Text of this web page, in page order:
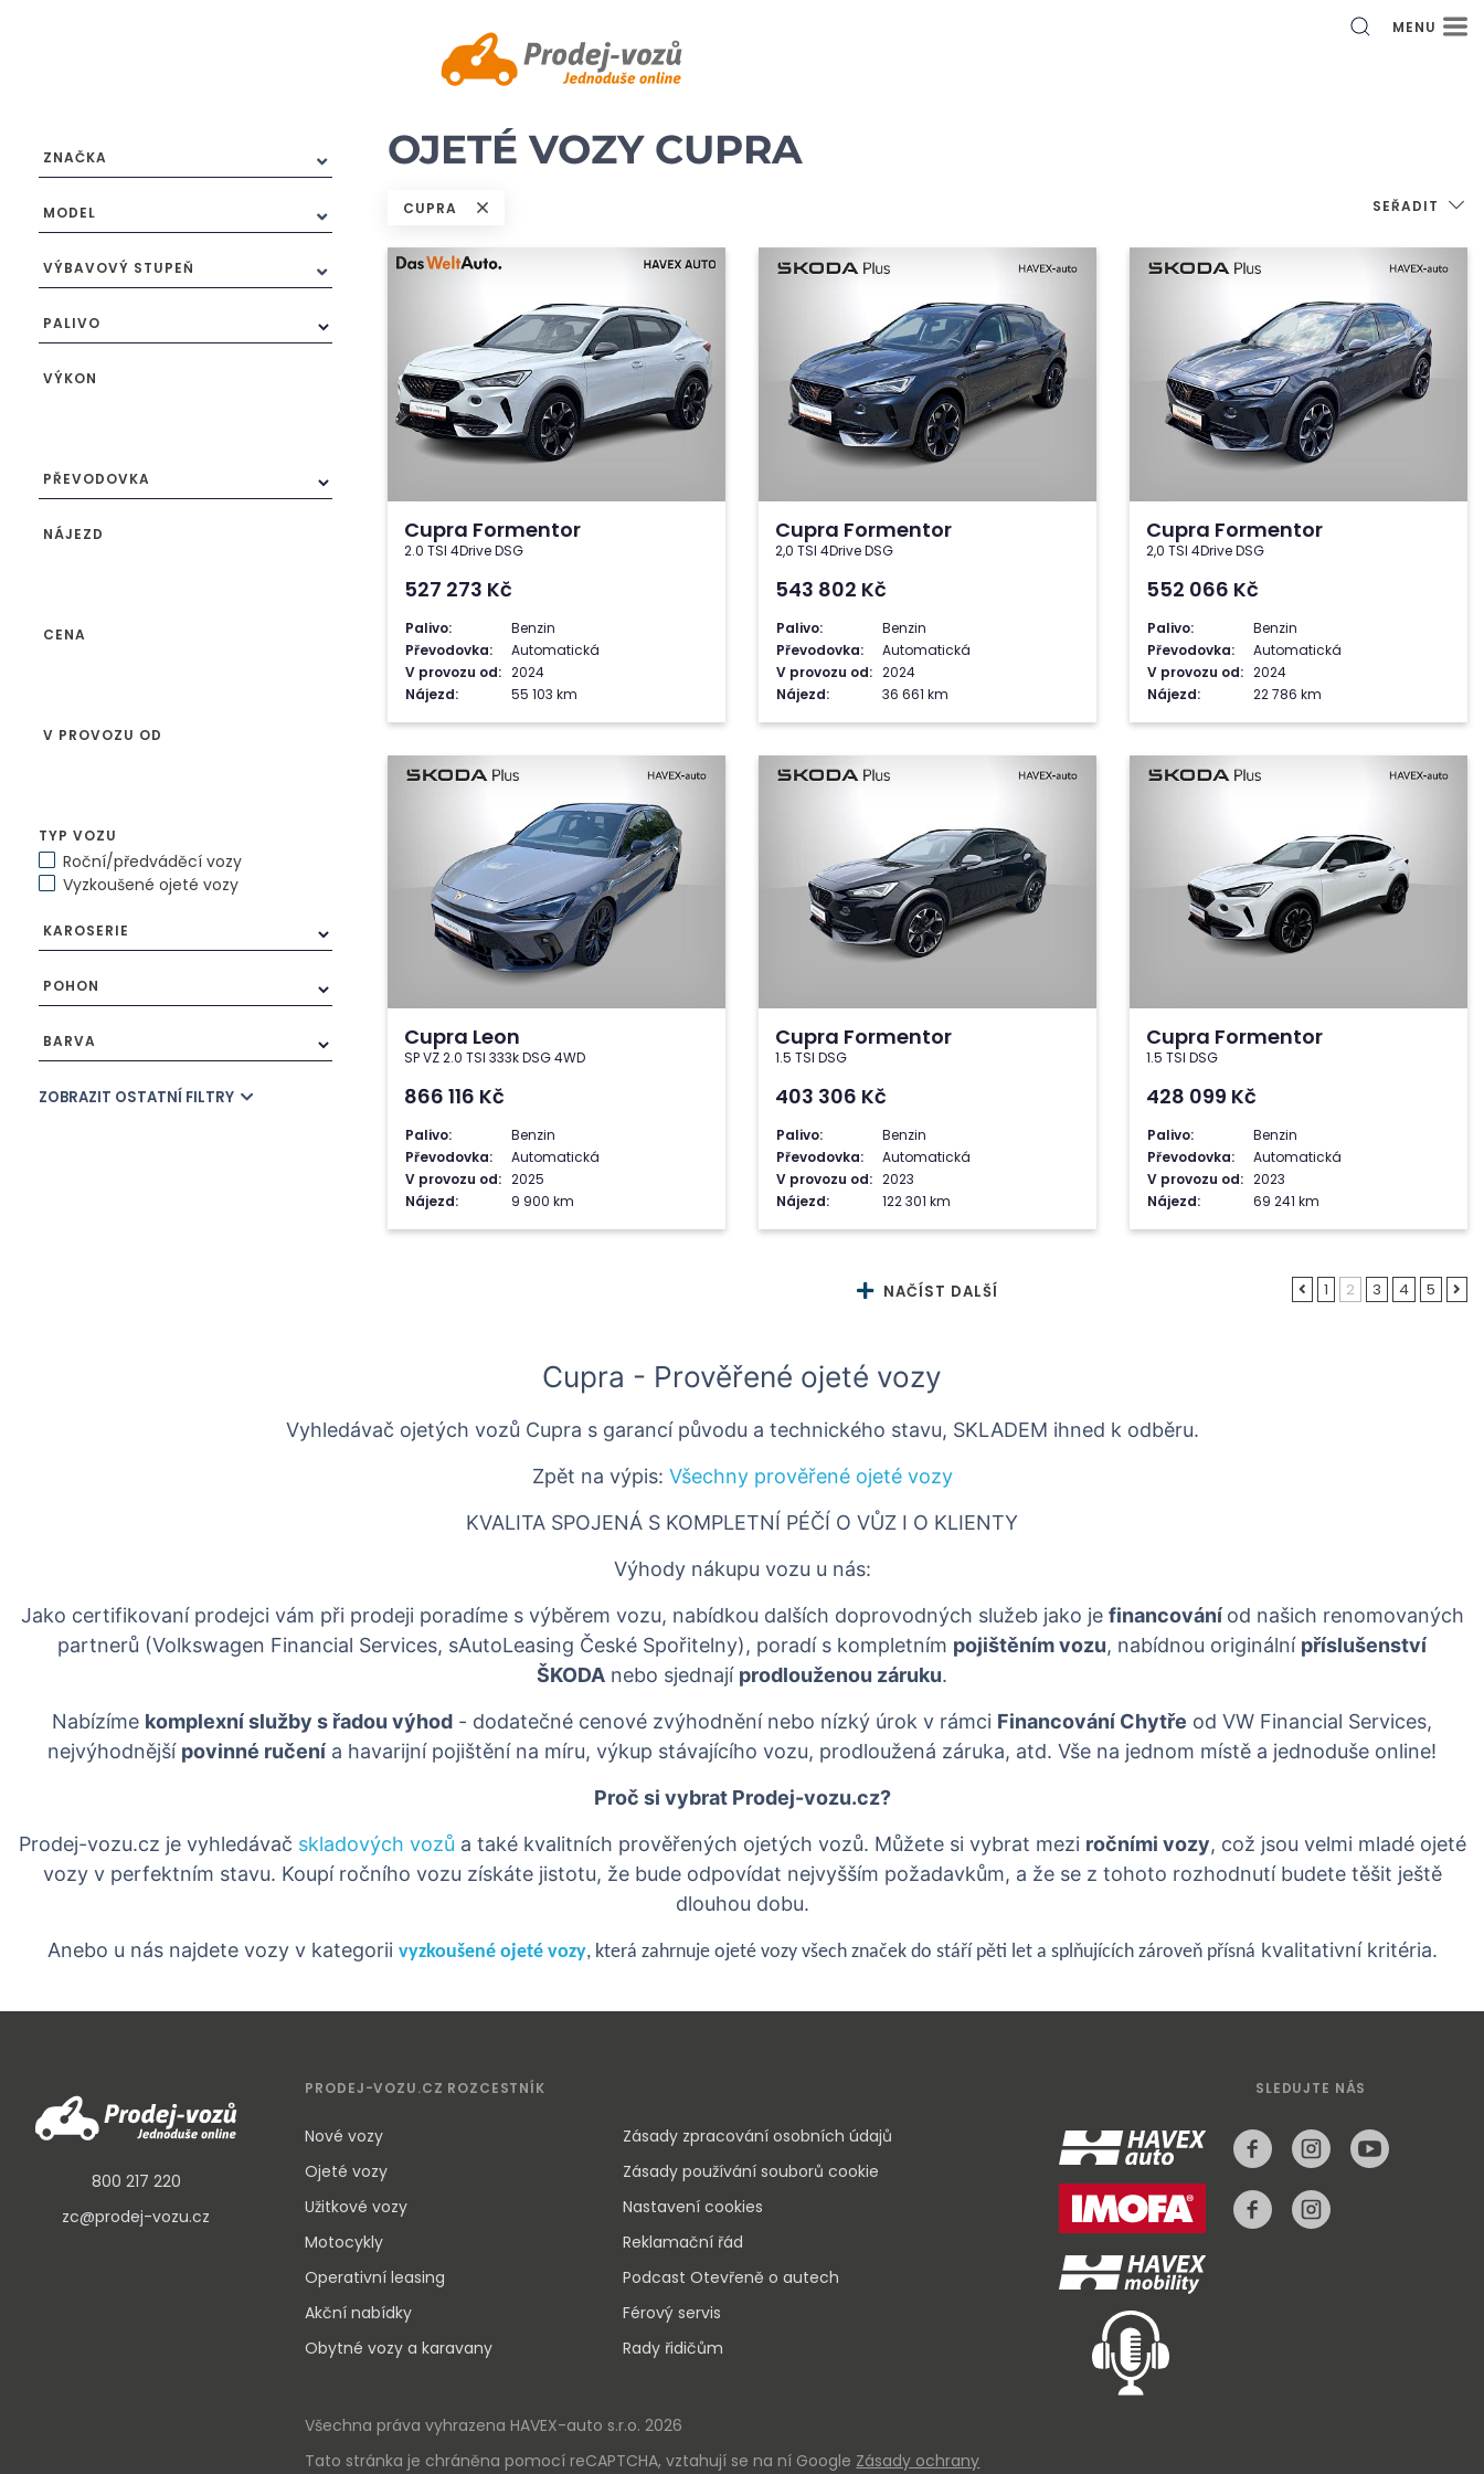
MENU
ZNAČKA
MODEL
VÝBAVOVÝ STUPEŇ
PALIVO
VÝKON
PŘEVODOVKA
NÁJEZD
CENA
V PROVOZU OD
TYP VOZU
Roční/předváděcí vozy
Vyzkoušené ojeté vozy
KAROSERIE
POHON
BARVA
ZOBRAZIT OSTATNÍ FILTRY
OJETÉ VOZY CUPRA
CUPRA SEŘADIT
Cupra Formentor
2.0 TSI 4Drive DSG
527 273 Kč
Palivo:
Benzin
Převodovka:
Automatická
V provozu od: 2024
Nájezd:
55 103 km
Cupra Formentor
2,0 TSI 4Drive DSG
543 802 Kč
Palivo:
Benzin
Převodovka:
Automatická
V provozu od: 2024
Nájezd:
36 661 km
Cupra Formentor
2,0 TSI 4Drive DSG
552 066 Kč
Palivo:
Benzin
Převodovka:
Automatická
V provozu od: 2024
Nájezd:
22 786 km
Cupra Leon
SP VZ 2.0 TSI 333k DSG 4WD
866 116 Kč
Palivo:
Benzin
Převodovka:
Automatická
V provozu od: 2025
Nájezd:
9 900 km
Cupra Formentor
1.5 TSI DSG
403 306 Kč
Palivo:
Benzin
Převodovka:
Automatická
V provozu od: 2023
Nájezd:
122 301 km
Cupra Formentor
1.5 TSI DSG
428 099 Kč
Palivo:
Benzin
Převodovka:
Automatická
V provozu od: 2023
Nájezd:
69 241 km
NAČÍST DALŠÍ 1 2 3 4 5
Cupra - Prověřené ojeté vozy
Vyhledávač ojetých vozů Cupra s garancí původu a technického stavu, SKLADEM ihned k odběru.
Zpět na výpis: Všechny prověřené ojeté vozy
KVALITA SPOJENÁ S KOMPLETNÍ PÉČÍ O VŮZ I O KLIENTY
Výhody nákupu vozu u nás:
Jako certifikovaní prodejci vám při prodeji poradíme s výběrem vozu, nabídkou dalších doprovodných služeb jako je financování od našich renomovaných
partnerů (Volkswagen Financial Services, sAutoLeasing České Spořitelny), poradí s kompletním pojištěním vozu, nabídnou originální příslušenství
ŠKODA nebo sjednají prodlouženou záruku.
Nabízíme komplexní služby s řadou výhod - dodatečné cenové zvýhodnění nebo nízký úrok v rámci Financování Chytře od VW Financial Services,
nejvýhodnější povinné ručení a havarijní pojištění na míru, výkup stávajícího vozu, prodloužená záruka, atd. Vše na jednom místě a jednoduše online!
Proč si vybrat Prodej-vozu.cz?
Prodej-vozu.cz je vyhledávač skladových vozů a také kvalitních prověřených ojetých vozů. Můžete si vybrat mezi ročními vozy, což jsou velmi mladé ojeté
vozy v perfektním stavu. Koupí ročního vozu získáte jistotu, že bude odpovídat nejvyšším požadavkům, a že se z tohoto rozhodnutí budete těšit ještě
dlouhou dobu.
Anebo u nás najdete vozy v kategorii vyzkoušené ojeté vozy, která zahrnuje ojeté vozy všech značek do stáří pěti let a splňujících zároveň přísná kvalitativní kritéria.
800 217 220
zc@prodej-vozu.cz
PRODEJ-VOZU.CZ ROZCESTNÍK
Nové vozy
Ojeté vozy
Užitkové vozy
Motocykly
Operativní leasing
Akční nabídky
Obytné vozy a karavany
Zásady zpracování osobních údajů
Zásady používání souborů cookie
Nastavení cookies
Reklamační řád
Podcast Otevřeně o autech
Férový servis
Rady řidičům
Všechna práva vyhrazena HAVEX-auto s.r.o. 2026
Tato stránka je chráněna pomocí reCAPTCHA, vztahují se na ní Google Zásady ochrany
SLEDUJTE NÁS